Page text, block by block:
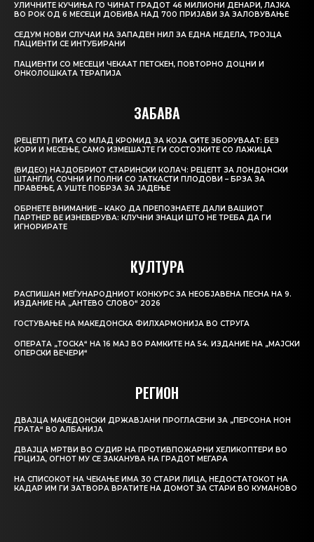
УЛИЧНИТЕ КУЧИЊА ГО ЧИНАТ ГРАДОТ 46 МИЛИОНИ ДЕНАРИ, ЛАЈКА
ВО РОК ОД 6 МЕСЕЦИ ДОБИВА НАД 700 ПРИЈАВИ ЗА ЗАЛОВУВАЊЕ
СЕДУМ НОВИ СЛУЧАИ НА ЗАПАДЕН НИЛ ЗА ЕДНА НЕДЕЛА, ТРОЈЦА
ПАЦИЕНТИ СЕ ИНТУБИРАНИ
ПАЦИЕНТИ СО МЕСЕЦИ ЧЕКААТ ПЕТСКЕН, ПОВТОРНО ДОЦНИ И
ОНКОЛОШКАТА ТЕРАПИЈА
ЗАБАВА
(РЕЦЕПТ) ПИТА СО МЛАД КРОМИД ЗА КОЈА СИТЕ ЗБОРУВААТ: БЕЗ
КОРИ И МЕСЕЊЕ, САМО ИЗМЕШАЈТЕ ГИ СОСТОЈКИТЕ СО ЛАЖИЦА
(ВИДЕО) НАЈДОБРИОТ СТАРИНСКИ КОЛАЧ: РЕЦЕПТ ЗА ЛОНДОНСКИ
ШТАНГЛИ, СОЧНИ И ПОЛНИ СО ЈАТКАСТИ ПЛОДОВИ – БРЗА ЗА
ПРАВЕЊЕ, А УШТЕ ПОБРЗА ЗА ЈАДЕЊЕ
ОБРНЕТЕ ВНИМАНИЕ – КАКО ДА ПРЕПОЗНАЕТЕ ДАЛИ ВАШИОТ
ПАРТНЕР ВЕ ИЗНЕВЕРУВА: КЛУЧНИ ЗНАЦИ ШТО НЕ ТРЕБА ДА ГИ
ИГНОРИРАТЕ
КУЛТУРА
РАСПИШАН МЕЃУНАРОДНИОТ КОНКУРС ЗА НЕОБЈАВЕНА ПЕСНА НА 9.
ИЗДАНИЕ НА „АНТЕВО СЛОВО“ 2026
ГОСТУВАЊЕ НА МАКЕДОНСКА ФИЛХАРМОНИЈА ВО СТРУГА
ОПЕРАТА „ТОСКА“ НА 16 МАЈ ВО РАМКИТЕ НА 54. ИЗДАНИЕ НА „МАЈСКИ
ОПЕРСКИ ВЕЧЕРИ“
РЕГИОН
ДВАЈЦА МАКЕДОНСКИ ДРЖАВЈАНИ ПРОГЛАСЕНИ ЗА „ПЕРСОНА НОН
ГРАТА“ ВО АЛБАНИЈА
ДВАЈЦА МРТВИ ВО СУДИР НА ПРОТИВПОЖАРНИ ХЕЛИКОПТЕРИ ВО
ГРЦИЈА, ОГНОТ МУ СЕ ЗАКАНУВА НА ГРАДОТ МЕГАРА
НА СПИСОКОТ НА ЧЕКАЊЕ ИМА 30 СТАРИ ЛИЦА, НЕДОСТАТОКОТ НА
КАДАР ИМ ГИ ЗАТВОРА ВРАТИТЕ НА ДОМОТ ЗА СТАРИ ВО КУМАНОВО